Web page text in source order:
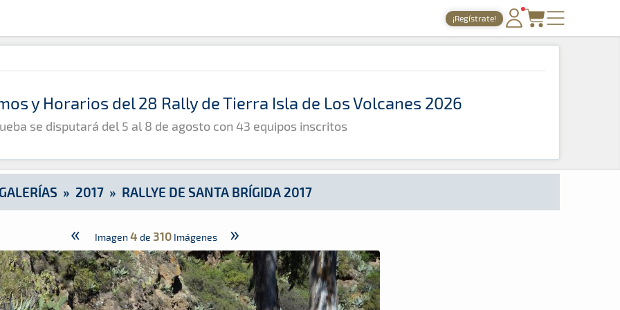
¡Regístrate!
PORTADA
TIEMPOS ONLINE
GALERÍAS
ARCHIVO
y Horarios del 28 Rally de Tierra Isla de Los Volcanes 2026
se disputará del 5 al 8 de agosto con 43 equipos inscritos
GALERÍAS » 2017» RALLYE DE SANTA BRÍGIDA 2017
« Imagen 4 de 310 Imágenes »